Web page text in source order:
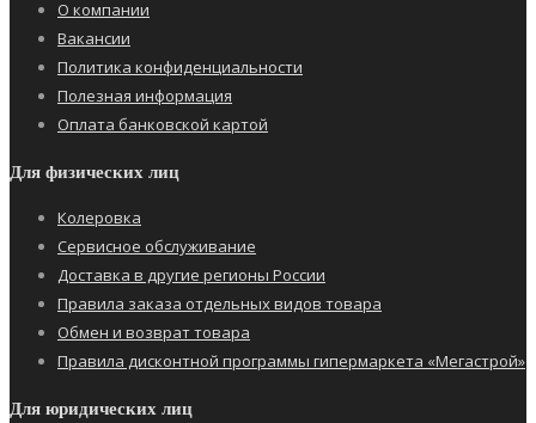
О компании
Вакансии
Политика конфиденциальности
Полезная информация
Оплата банковской картой
Для физических лиц
Колеровка
Сервисное обслуживание
Доставка в другие регионы России
Правила заказа отдельных видов товара
Обмен и возврат товара
Правила дисконтной программы гипермаркета «Мегастрой»
Для юридических лиц